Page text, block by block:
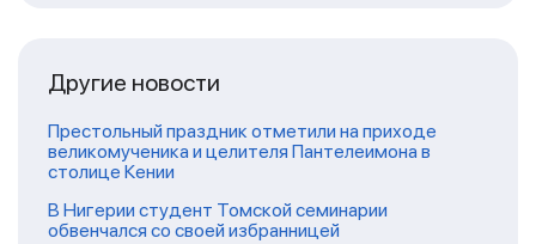
Другие новости
Престольный праздник отметили на приходе
великомученика и целителя Пантелеимона в
столице Кении
В Нигерии студент Томской семинарии
обвенчался со своей избранницей